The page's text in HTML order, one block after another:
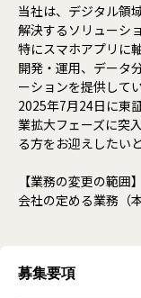
当社は、デジタル領
解決するソリューシ
特にスマホアプリに
開発・運用、データ
ーションを提供してい
2025年7月24日に東
業拡大フェーズに突
る方をお迎えしたい
【業務の変更の範囲】
会社の定める業務（
募集要項